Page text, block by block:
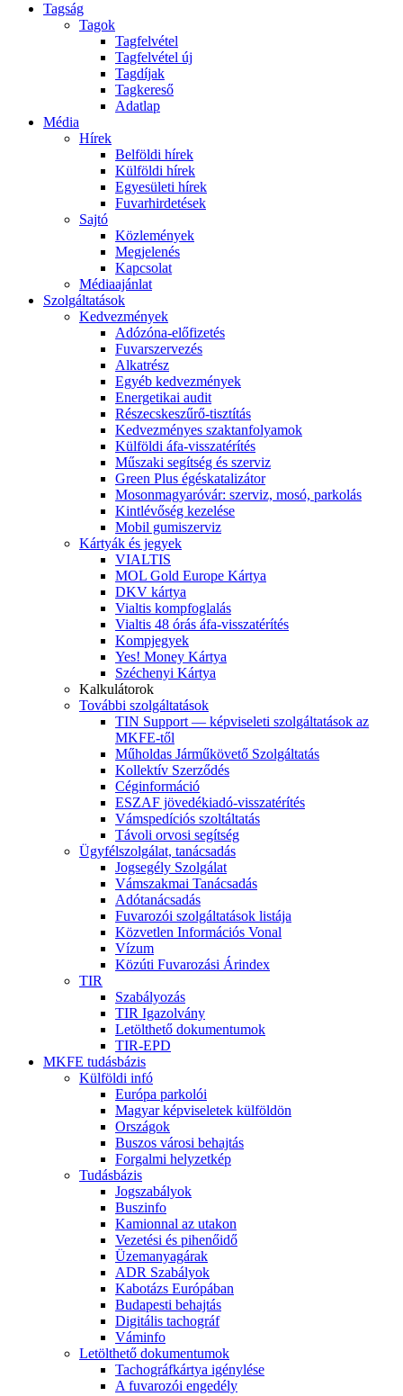
Tagság
Tagok
Tagfelvétel
Tagfelvétel új
Tagdíjak
Tagkereső
Adatlap
Média
Hírek
Belföldi hírek
Külföldi hírek
Egyesületi hírek
Fuvarhirdetések
Sajtó
Közlemények
Megjelenés
Kapcsolat
Médiaajánlat
Szolgáltatások
Kedvezmények
Adózóna-előfizetés
Fuvarszervezés
Alkatrész
Egyéb kedvezmények
Energetikai audit
Részecskeszűrő-tisztítás
Kedvezményes szaktanfolyamok
Külföldi áfa-visszatérítés
Műszaki segítség és szerviz
Green Plus égéskatalizátor
Mosonmagyaróvár: szerviz, mosó, parkolás
Kintlévőség kezelése
Mobil gumiszerviz
Kártyák és jegyek
VIALTIS
MOL Gold Europe Kártya
DKV kártya
Vialtis kompfoglalás
Vialtis 48 órás áfa-visszatérítés
Kompjegyek
Yes! Money Kártya
Széchenyi Kártya
Kalkulátorok
További szolgáltatások
TIN Support — képviseleti szolgáltatások az
MKFE-től
Műholdas Járműkövető Szolgáltatás
Kollektív Szerződés
Céginformáció
ESZAF jövedékiadó-visszatérítés
Vámspedíciós szoltáltatás
Távoli orvosi segítség
Ügyfélszolgálat, tanácsadás
Jogsegély Szolgálat
Vámszakmai Tanácsadás
Adótanácsadás
Fuvarozói szolgáltatások listája
Közvetlen Információs Vonal
Vízum
Közúti Fuvarozási Árindex
TIR
Szabályozás
TIR Igazolvány
Letölthető dokumentumok
TIR-EPD
MKFE tudásbázis
Külföldi infó
Európa parkolói
Magyar képviseletek külföldön
Országok
Buszos városi behajtás
Forgalmi helyzetkép
Tudásbázis
Jogszabályok
Buszinfo
Kamionnal az utakon
Vezetési és pihenőidő
Üzemanyagárak
ADR Szabályok
Kabotázs Európában
Budapesti behajtás
Digitális tachográf
Váminfo
Letölthető dokumentumok
Tachográfkártya igénylése
A fuvarozói engedély